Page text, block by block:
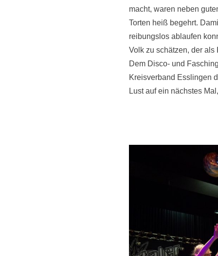
macht, waren neben
Torten heiß begehrt.
reibungslos ablaufen
Volk zu schätzen, der
Dem Disco- und
Kreisverband Esslingen
Lust auf ein nächstes